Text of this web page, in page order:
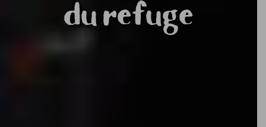
du refuge